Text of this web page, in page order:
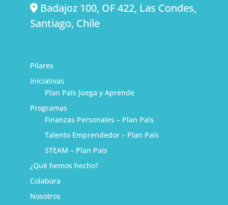
Badajoz 100, OF 422, Las Condes,
Santiago, Chile
Pilares
Iniciativas
Plan País Juega y Aprende
Programas
Finanzas Personales – Plan País
Talento Emprendedor – Plan País
STEAM – Plan País
¿Qué hemos hecho?
Colabora
Nosotros